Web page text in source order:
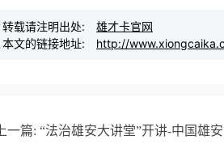
转载请注明出处:
雄才卡官网
本文的链接地址:
http://
上一篇: “法治雄安大讲堂”开讲-中国雄安